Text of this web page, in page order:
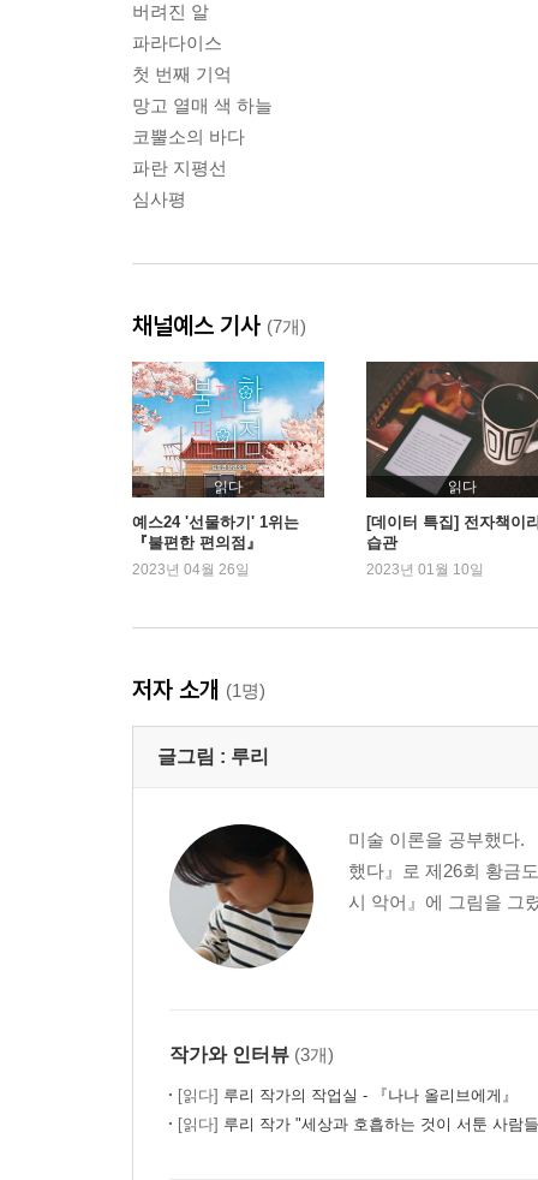
버려진 알
파라다이스
첫 번째 기억
망고 열매 색 하늘
코뿔소의 바다
파란 지평선
심사평
채널예스 기사 (7개)
읽다
예스24 '선물하기' 1위는
『불편한 편의점』
2023년 04월 26일
읽다
[데이터 특집] 전자책이
습관
2023년 01월 10일
저자 소개 (1명)
글그림 : 루리
미술 이론을 공부했다.
했다』로 제26회 황금
시 악어』에 그림을 그
작가와 인터뷰 (3개)
[읽다] 루리 작가의 작업실 - 『나나 올리브에게』
[읽다] 루리 작가 "세상과 호흡하는 것이 서툰 사람